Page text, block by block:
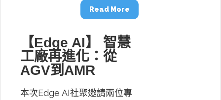
Read More
【Edge AI】 智慧
工廠再進化：從
AGV到AMR
本次Edge AI社聚邀請兩位專